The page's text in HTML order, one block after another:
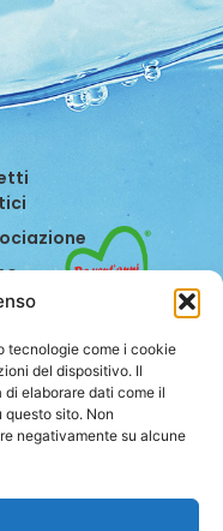
tecnologie come i cookie
del dispositivo. Il
elaborare dati come il
sito. Non
negativamente su alcune